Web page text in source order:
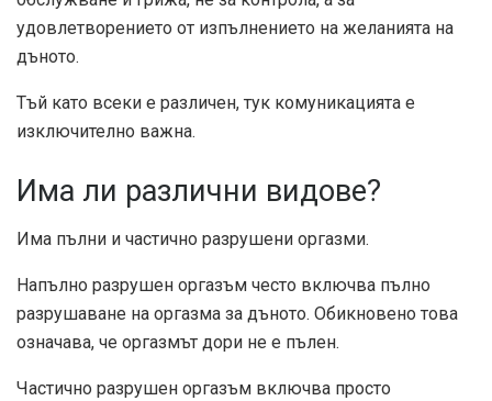
удовлетворението от изпълнението на желанията на
дъното.
Тъй като всеки е различен, тук комуникацията е
изключително важна.
Има ли различни видове?
Има пълни и частично разрушени оргазми.
Напълно разрушен оргазъм често включва пълно
разрушаване на оргазма за дъното. Обикновено това
означава, че оргазмът дори не е пълен.
Частично разрушен оргазъм включва просто